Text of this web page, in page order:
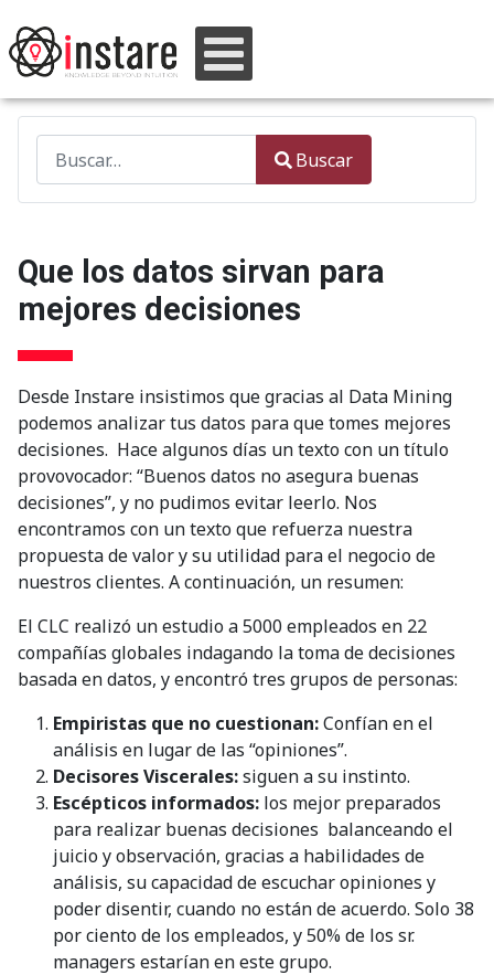
Type 2 or more characters for results.
Buscar
Que los datos sirvan para
mejores decisiones
Desde Instare insistimos que gracias al Data Mining
podemos analizar tus datos para que tomes mejores
decisiones. Hace algunos días un texto con un título
provovocador: “Buenos datos no asegura buenas
decisiones”, y no pudimos evitar leerlo. Nos
encontramos con un texto que refuerza nuestra
propuesta de valor y su utilidad para el negocio de
nuestros clientes. A continuación, un resumen:
El CLC realizó un estudio a 5000 empleados en 22
compañías globales indagando la toma de decisiones
basada en datos, y encontró tres grupos de personas:
Empiristas que no cuestionan:Confían en el
análisis en lugar de las “opiniones”.
Decisores Viscerales:siguen a su instinto.
Escépticos informados: los mejor preparados
para realizar buenas decisiones balanceando el
juicio y observación, gracias a habilidades de
análisis, su capacidad de escuchar opiniones y
poder disentir, cuando no están de acuerdo. Solo 38
por ciento de los empleados, y 50% de los sr.
managers estarían en este grupo.